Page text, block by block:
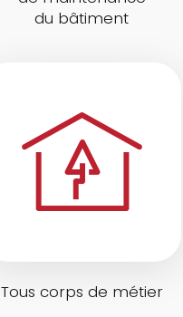
du bâtiment
Tous corps de métier